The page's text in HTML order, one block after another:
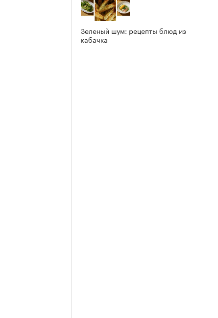
Зеленый шум: рецепты блюд из
кабачка